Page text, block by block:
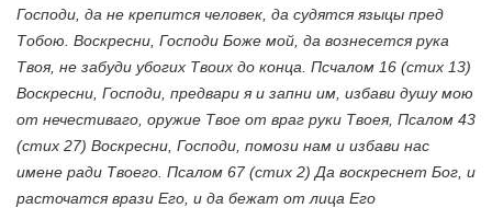
Господи, да не крепится человек, да судятся языцы пред
Тобою. Воскресни, Господи Боже мой, да вознесется рука
Твоя, не забуди убогих Твоих до конца. Псчалом 16 (стих 13)
Воскресни, Господи, предвари я и запни им, избави душу мою
от нечестиваго, oружие Твое от враг руки Твоея, Псалом 43
(стих 27) Воскресни, Господи, помози нам и избави нас
имене ради Твоего. Псалом 67 (стих 2) Да воскреснет Бог, и
расточатся врази Его, и да бежат от лица Его